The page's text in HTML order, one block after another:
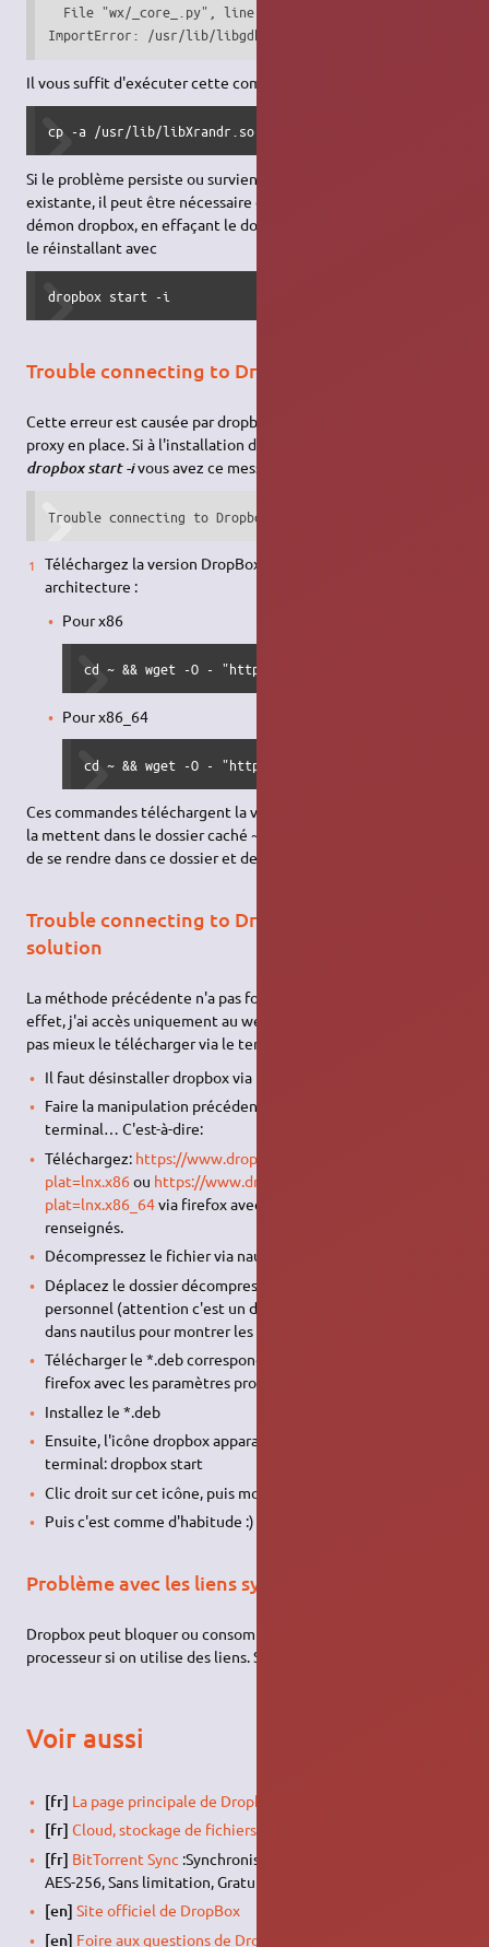
  File "wx/_core_.py", line 14, in <module>
ImportError: /usr/lib/libgdk-x11-2.0.so.0: undefined symbol:
Il vous suffit d'exécuter cette commande :
cp -a /usr/lib/libXrandr.so.2.2.0 ~/.dropbox-dist/
Si le problème persiste ou survient sur une installation
existante, il peut être nécessaire de régénérer l'installation du
démon dropbox, en effaçant le dossier ~/.dropbox-dist puis en
le réinstallant avec
dropbox start -i
Trouble connecting to Dropbox servers
Cette erreur est causée par dropbox qui n'arrive pas à passer le
proxy en place. Si à l'installation de DropBox par la commande
dropbox start -ivous avez ce message :
Trouble connecting to Dropbox servers. Maybe your
Téléchargez la version DropBox correspondant à votre
architecture :
Pour x86
cd ~ && wget -O - "https://www.dropbox.com/
Pour x86_64
cd ~ && wget -O - "https://www.dropbox.com/
Ces commandes téléchargent la version, la décompressent, et
la mettent dans le dossier caché ~/.dropbox-dist/ Il suffit alors
de se rendre dans ce dossier et de lancer le fichier dropboxd.
Trouble connecting to Dropbox servers | Autre
solution
La méthode précédente n'a pas fonctionné dans mon cas. En
effet, j'ai accès uniquement au web par le proxy et il ne veut
pas mieux le télécharger via le terminal…
Il faut désinstaller dropbox via la logithèque.
Faire la manipulation précédente via firefox et non le
terminal… C'est-à-dire:
Téléchargez: https://www.dropbox.com/download?
plat=lnx.x86ou https://www.dropbox.com/download?
plat=lnx.x86_64via firefox avec les paramètres proxy
renseignés.
Décompressez le fichier via nautilus.
Déplacez le dossier décompressé dans votre dossier
personnel (attention c'est un dossier caché.. faire ctrl+H
dans nautilus pour montrer les dossiers cachés)
Télécharger le *.deb correspondant sur le site dropbox (via
firefox avec les paramètres proxy renseignés)
Installez le *.deb
Ensuite, l'icône dropbox apparaît sinon faire dans un
terminal: dropbox start
Clic droit sur cet icône, puis modifier les paramètres proxy.
Puis c'est comme d'habitude :)
Problème avec les liens symboliques
Dropbox peut bloquer ou consommer toutes les ressources du
processeur si on utilise des liens. Solution alternative : ???
Voir aussi
[fr] La page principale de Dropbox
[fr] Cloud, stockage de fichiers
[fr] BitTorrent Sync :Synchronisation local & Internet, Crypté
AES-256, Sans limitation, Gratuit
[en] Site officiel de DropBox
[en] Foire aux questions de DropBox